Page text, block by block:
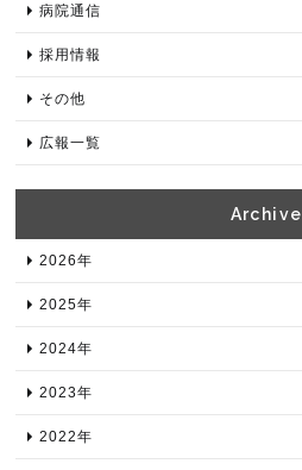
病院通信
採用情報
その他
広報一覧
Archive​
2026年​
2025年​
2024年​
2023年​
2022年​